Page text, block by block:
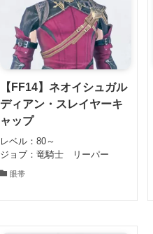
【FF14】ネオイシュガル
ディアン・スレイヤーキ
ャップ
レベル：80～
ジョブ：竜騎士 リーパー
眼帯